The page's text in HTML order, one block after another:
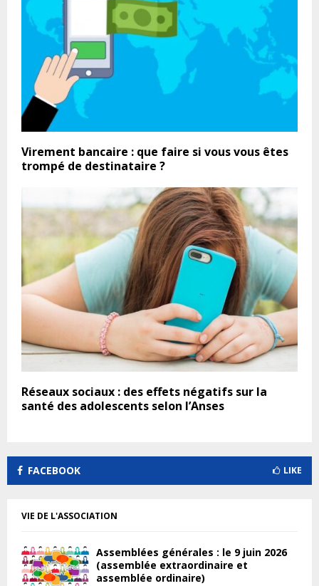
Virement bancaire : que faire si vous vous êtes
trompé de destinataire ?
Réseaux sociaux : des effets négatifs sur la
santé des adolescents selon l’Anses
FACEBOOK LIKE
VIE DE L'ASSOCIATION
Assemblées générales : le 9 juin 2026
(assemblée extraordinaire et
assemblée ordinaire)